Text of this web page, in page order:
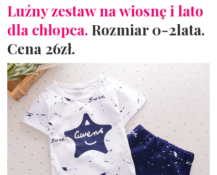
Luźny zestaw na wiosnę i lato
dla chłopca. Rozmiar 0-2lata.
Cena 26zł.